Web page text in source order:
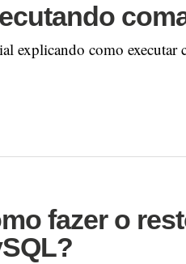
explicando como
fazer o